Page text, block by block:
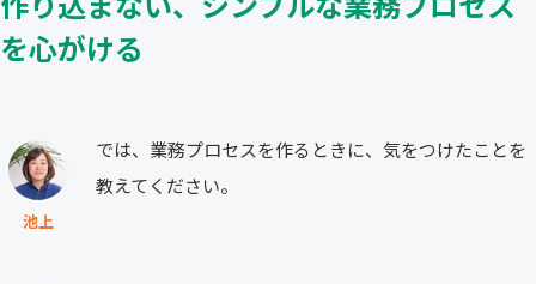
を心がける
池上
では、業務プロセスを作るときに、気をつけたことを
教えてください。